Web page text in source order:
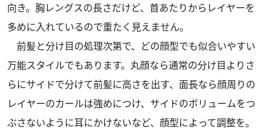
向き。胸レングスの長さだけど、首あたりからレイヤーを
多めに入れているので重たく見えません。
前髪と分け目の処理次第で、どの顔型でも似合いやすい
万能スタイルでもあります。丸顔なら通常の分け目よりさ
らにサイドで分けて前髪に高さを出す、面長なら顔周りの
レイヤーのカールは強めにつけ、サイドのボリュームをつ
ぶさないように耳にかけないなど、顔型によって調整を。